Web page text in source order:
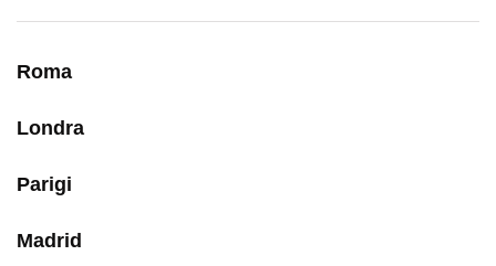
Roma
Londra
Parigi
Madrid